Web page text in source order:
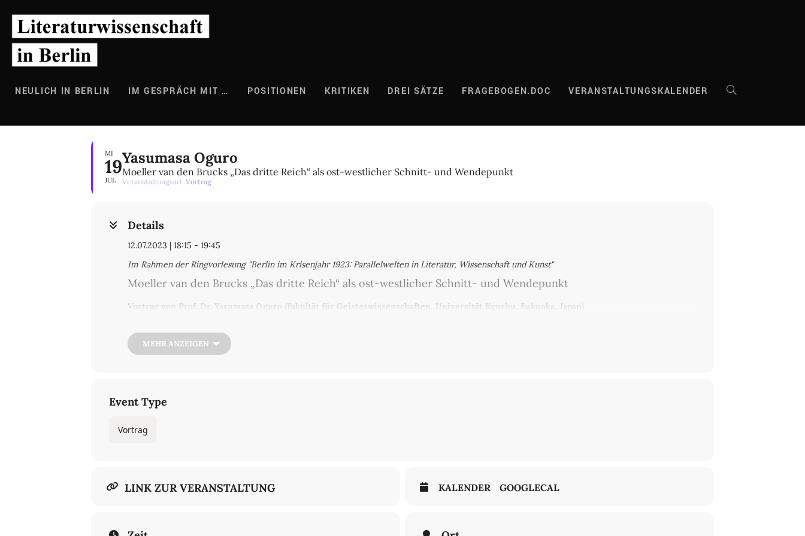
Inhalt
springen
NEULICH IN BERLIN IM GESPRÄCH MIT … POSITIONEN KRITIKEN DREI SÄTZE FRAGEBOGEN.DOC VERANSTALTUNGSKALENDER WEBSITE-
MI
19
JUL
Yasumasa Oguro
Moeller van den Brucks „Das dritte Reich“ als ost-westlicher Schnitt- und Wendepunkt
Veranstaltungsart Vortrag
Details
12.07.2023 | 18:15 - 19:45
Im Rahmen der Ringvorlesung "Berlin im Krisenjahr 1923: Parallelwelten in Literatur, Wissenschaft und Kunst"
Moeller van den Brucks „Das dritte Reich“ als ost-westlicher Schnitt- und Wendepunkt
Vortrag von Prof. Dr. Yasumasa Oguro (Fakultät für Geisteswissenschaften, Universität Kyushu, Fukuoka, Japan)
registrierenden gewaltsam ausgetragenen Konflikte und politischen Umbrüche machen es nicht schwer, im Jahr 2023 ein weiteres sich
Die dem Krisenjahr 1923 gewidmete Ringvorlesung möchte stattdessen auf die Vielfalt der Diskurse und Möglichkeiten fokussieren, die sich im
Jahr zuvor vom Erscheinen von Joyce’ „Ulysses“ bis hin zur Würdigung der Relativitätstheorie durch die No-belpreisvergabe an Albert Einstein
Aufmerksamkeit und Anerkennung gefunden. Umso größer waren die Anstrengungen im Krisenjahr 1923 Freiheit und Würde des Menschen
MEHR ANZEIGEN
Event Type
Vortrag
LINK ZUR VERANSTALTUNG KALENDER GOOGLECAL